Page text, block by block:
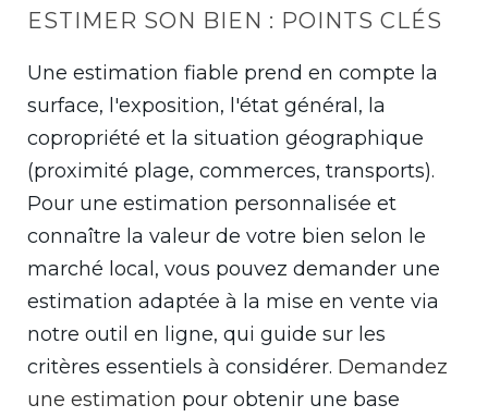
ESTIMER SON BIEN : POINTS CLÉS
Une estimation fiable prend en compte la
surface, l'exposition, l'état général, la
copropriété et la situation géographique
(proximité plage, commerces, transports).
Pour une estimation personnalisée et
connaître la valeur de votre bien selon le
marché local, vous pouvez demander une
estimation adaptée à la mise en vente via
notre outil en ligne, qui guide sur les
critères essentiels à considérer. Demandez
une estimation pour obtenir une base